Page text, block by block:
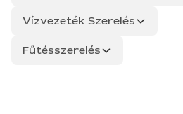
Vízvezeték Szerelés
Fűtésszerelés